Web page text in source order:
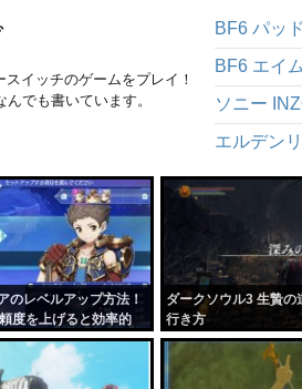
スイッチのゲームをプレイ！
でも書いています。
ソニー
エルデン
のレベルアップ方法！
度を上げると効率的
ダークソウル3 生贄
行き方